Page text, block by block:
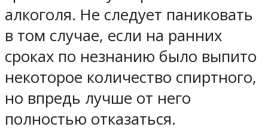
алкоголя. Не следует паниковать
в том случае, если на ранних
сроках по незнанию было выпито
некоторое количество спиртного,
но впредь лучше от него
полностью отказаться.